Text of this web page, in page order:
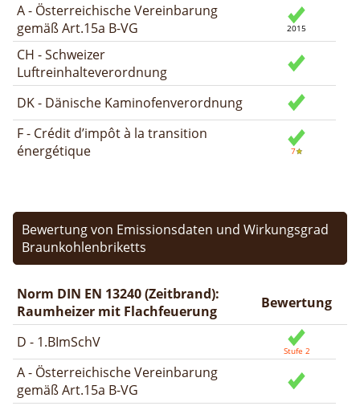
A - Österreichische Vereinbarung
gemäß Art.15a B-VG
CH - Schweizer
Luftreinhalteverordnung
DK - Dänische Kaminofenverordnung
F - Crédit d’impôt à la transition
énergétique
Bewertung von Emissionsdaten und Wirkungsgrad
Braunkohlenbriketts
Norm DIN EN 13240 (Zeitbrand):
Raumheizer mit Flachfeuerung
Bewertung
D - 1.BImSchV
A - Österreichische Vereinbarung
gemäß Art.15a B-VG